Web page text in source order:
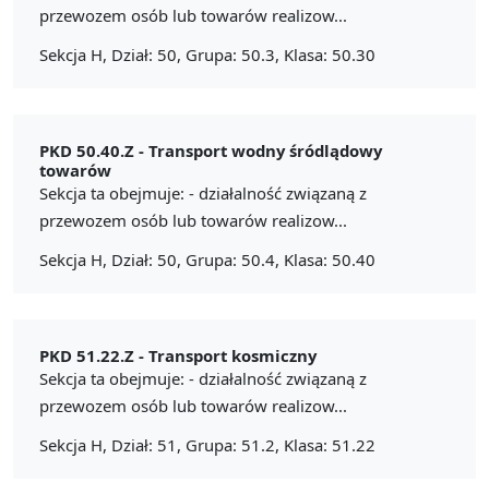
przewozem osób lub towarów realizow...
Sekcja H, Dział: 50, Grupa: 50.3, Klasa: 50.30
PKD 50.40.Z - Transport wodny śródlądowy
towarów
Sekcja ta obejmuje: - działalność związaną z
przewozem osób lub towarów realizow...
Sekcja H, Dział: 50, Grupa: 50.4, Klasa: 50.40
PKD 51.22.Z - Transport kosmiczny
Sekcja ta obejmuje: - działalność związaną z
przewozem osób lub towarów realizow...
Sekcja H, Dział: 51, Grupa: 51.2, Klasa: 51.22